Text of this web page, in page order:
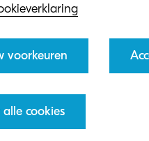
informatie
voorkeuren
cookies